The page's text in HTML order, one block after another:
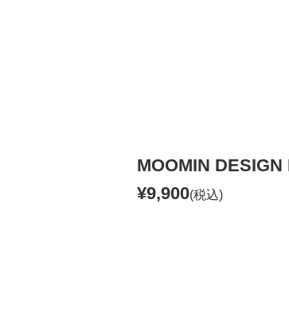
MOOMIN
¥9,900(税込)